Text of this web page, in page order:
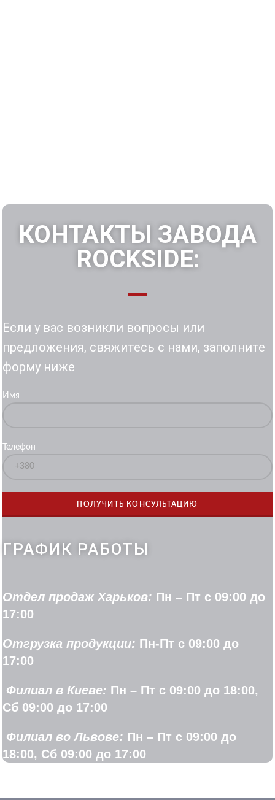
КОНТАКТЫ ЗАВОДА
ROCKSIDE:
Если у вас возникли вопросы или
предложения, свяжитесь с нами, заполните
форму ниже
Имя
Телефон
ГРАФИК РАБОТЫ
Отдел продаж Харьков: Пн – Пт с 09:00 до
17:00
Отгрузка продукции: Пн-Пт с 09:00 до
17:00
Филиал в Киеве: Пн – Пт с 09:00 до 18:00,
Сб 09:00 до 17:00
Филиал во Львове: Пн – Пт с 09:00 до
18:00, Сб 09:00 до 17:00